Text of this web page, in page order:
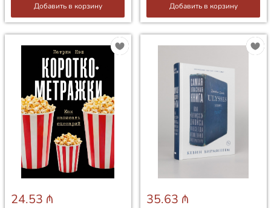
Добавить в корзину Добавить в корзину
24.53 ₼ 35.63 ₼